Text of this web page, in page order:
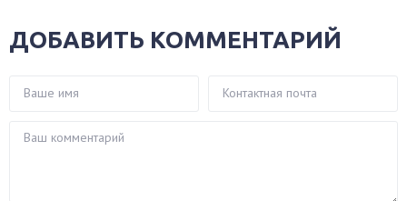
ДОБАВИТЬ КОММЕНТАРИЙ